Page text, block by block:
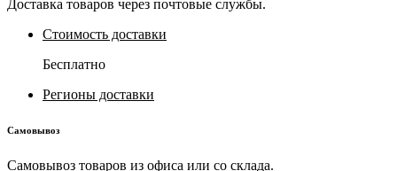
Доставка товаров через почтовые службы.
Стоимость доставки
Бесплатно
Регионы доставки
Самовывоз
Самовывоз товаров из офиса или со склада.